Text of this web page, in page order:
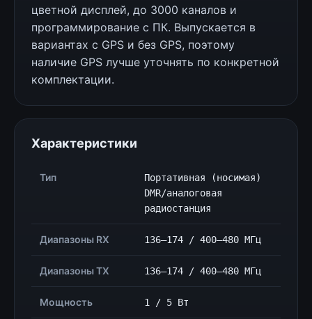
цветной дисплей, до 3000 каналов и
программирование с ПК. Выпускается в
вариантах с GPS и без GPS, поэтому
наличие GPS лучше уточнять по конкретной
комплектации.
Характеристики
Тип
Портативная (носимая)
DMR/аналоговая
радиостанция
Диапазоны RX 136–174 / 400–480 МГц
Диапазоны TX 136–174 / 400–480 МГц
Мощность 1 / 5 Вт